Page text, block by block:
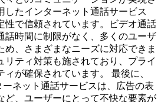
したインターネット通話サービス
性で信頼されています。ビデオ通話
話時間に制限がなく、多くのユーザ
め、さまざまなニーズに対応できま
リティ対策も施されており、プライ
が確保されています。 最後に、
ーネット通話サービスは、広告の表
ど、ユーザーにとって不快な要素が